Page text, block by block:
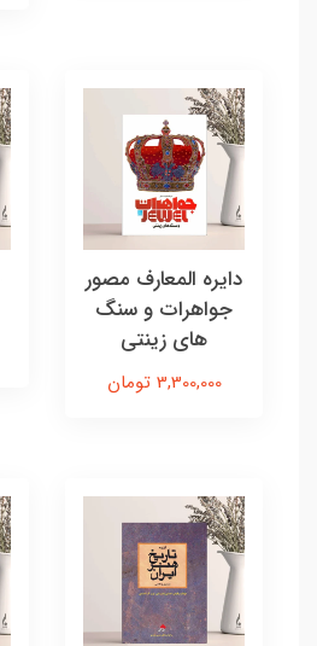
دایره المعارف مصور
جواهرات و سنگ
های زینتی
3,300,000 تومان